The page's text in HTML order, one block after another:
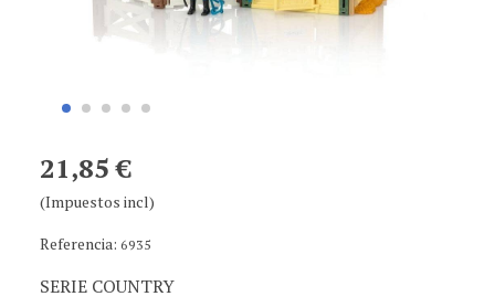
21,85 €
(Impuestos incl)
Referencia: 6935
SERIE COUNTRY